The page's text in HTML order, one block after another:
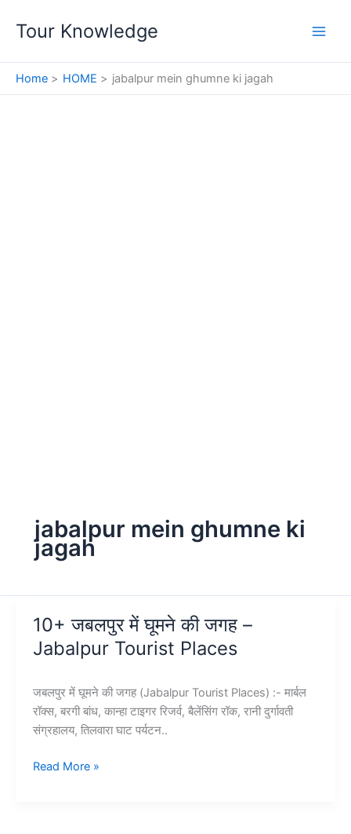
Tour Knowledge
Home HOME jabalpur mein ghumne ki jagah
jabalpur mein ghumne ki
jagah
10+ जबलपुर में घूमने की जगह –
Jabalpur Tourist Places
जबलपुर में घूमने की जगह (Jabalpur Tourist Places) :- मार्बल
रॉक्स, बरगी बांध, कान्हा टाइगर रिजर्व, बैलेंसिंग रॉक, रानी दुर्गावती
संग्रहालय, तिलवारा घाट पर्यटन..
10+
Read More »